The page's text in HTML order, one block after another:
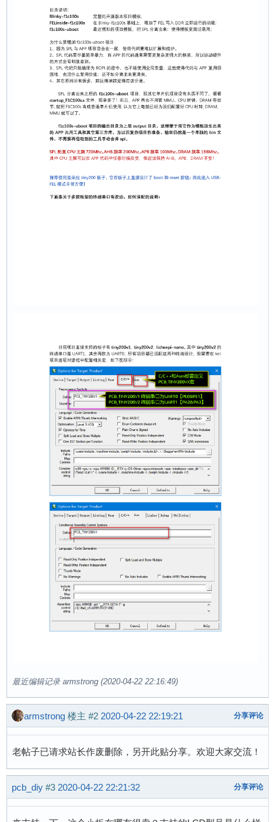
最近编辑记录 armstrong (2020-04-22 22:16:49)
armstrong 楼主 #2 2020-04-22 22:19:21 分享评论
老帖子已请求站长作废删除，另开此贴分享。欢迎大家交流！
pcb_diy #3 2020-04-22 22:21:32 分享评论